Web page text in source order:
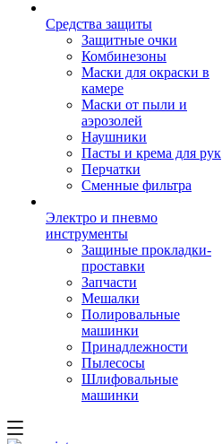
Средства защиты
Защитные очки
Комбинезоны
Маски для окраски в
камере
Маски от пыли и
аэрозолей
Наушники
Пасты и крема для рук
Перчатки
Сменные фильтра
Электро и пневмо
инструменты
Защиные прокладки-
проставки
Запчасти
Мешалки
Полировальные
машинки
Принадлежности
Пылесосы
Шлифовальные
машинки